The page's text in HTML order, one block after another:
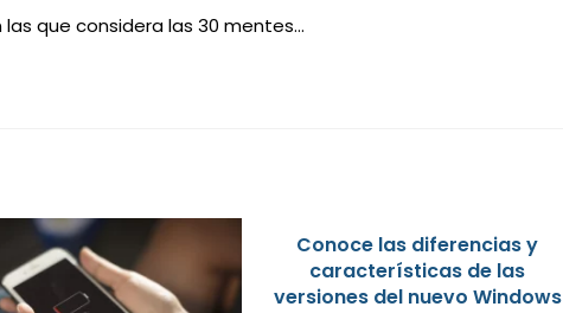
que considera las 30 mentes…
Conoce las diferencias y
características de las
versiones del nuevo Windows